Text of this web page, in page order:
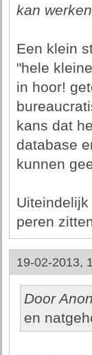
kan werken
Een klein
"hele
in hoor!
kans dat
database
kunnen
peren
19-02-2013,
Door
en